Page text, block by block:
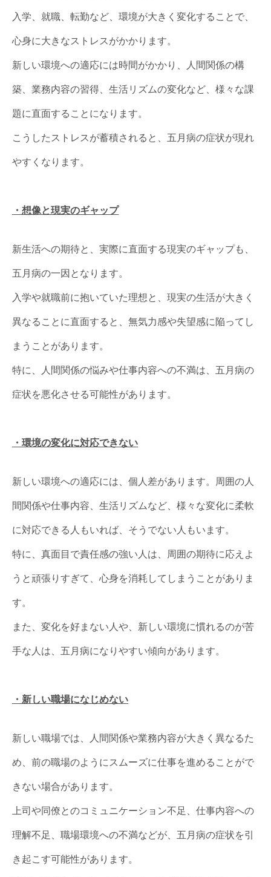
入学、就職、転勤など、環境が大きく変化することで、
心身に大きなストレスがかかります。
新しい環境への適応には時間がかかり、人間関係の構
築、業務内容の習得、生活リズムの変化など、様々な課
題に直面することになります。
こうしたストレスが蓄積されると、五月病の症状が現れ
やすくなります。
・想像と現実のギャップ
新生活への期待と、実際に直面する現実のギャップも、
五月病の一因となります。
入学や就職前に抱いていた理想と、現実の生活が大きく
異なることに直面すると、無気力感や失望感に陥ってし
まうことがあります。
特に、人間関係の悩みや仕事内容への不満は、五月病の
症状を悪化させる可能性があります。
・環境の変化に対応できない
新しい環境への適応には、個人差があります。周囲の人
間関係や仕事内容、生活リズムなど、様々な変化に柔軟
に対応できる人もいれば、そうでない人もいます。
特に、真面目で責任感の強い人は、周囲の期待に応えよ
うと頑張りすぎて、心身を消耗してしまうことがありま
す。
また、変化を好まない人や、新しい環境に慣れるのが苦
手な人は、五月病になりやすい傾向があります。
・新しい職場になじめない
新しい職場では、人間関係や業務内容が大きく異なるた
め、前の職場のようにスムーズに仕事を進めることがで
きない場合があります。
上司や同僚とのコミュニケーション不足、仕事内容への
理解不足、職場環境への不満などが、五月病の症状を引
き起こす可能性があります。